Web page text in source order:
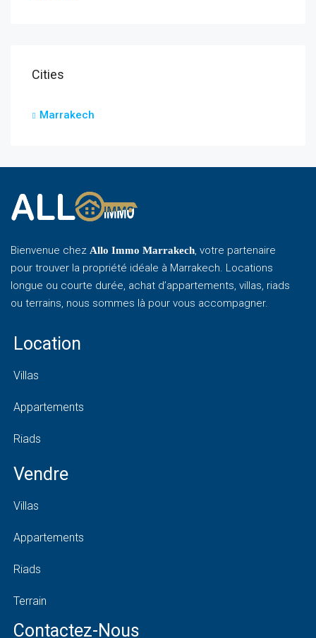
Cities
Marrakech
Bienvenue chez Allo Immo Marrakech, votre partenaire
pour trouver la propriété idéale à Marrakech. Locations
longue ou courte durée, achat d’appartements, villas, riads
ou terrains, nous sommes là pour vous accompagner.
Location
Villas
Appartements
Riads
Vendre
Villas
Appartements
Riads
Terrain
Contactez-Nous